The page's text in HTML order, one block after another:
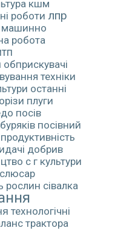
кшм
роботи лпр
машинно
робота
обприскувачі
техніки
останні
плуги
посів
посівний
продуктивність
добрив
с г культури
слюсар
рослин сівалка
технологічні
трактора